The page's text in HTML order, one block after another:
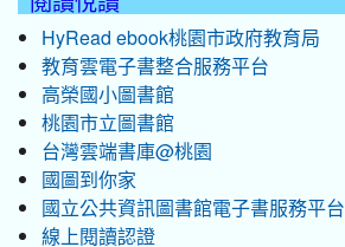
HyRead ebook桃園市政府教育局
教育雲電子書整合服務平台
高榮國小圖書館
桃園市立圖書館
台灣雲端書庫@桃園
國圖到你家
國立公共資訊圖書館電子書服務平台
線上閱讀認證